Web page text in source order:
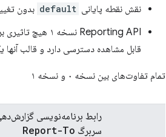
نقش نقطه پایانی default بدون
Reporting API نسخه ۱ هیچ تاثیری بر
قابل مشاهده دسترسی دارد و قالب
تمام تفاوت‌های بین نسخه ۰ و نسخه ۱
رابط برنامه‌نویسی
سربرگ Report-To